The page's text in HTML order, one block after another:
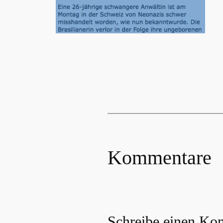
Kommentare